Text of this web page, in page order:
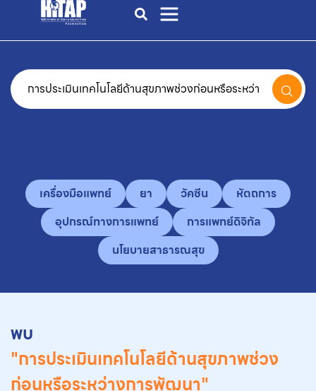
เครื่องมือแพทย์ ยา วัคซีน
หัตถการ
อุปกรณ์ทางการแพทย์
การแพทย์ดิจิทัล
นโยบายสาธารณสุข
พบ
"การประเมินเทคโนโลยีด้านสุขภาพช่วง
ก่อนหรือระหว่างการพัฒนา"